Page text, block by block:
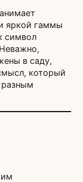
яркой гаммы
символ
в саду,
который
разным